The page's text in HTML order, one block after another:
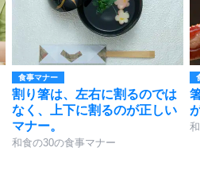
食事マナー
割り箸は、左右に割るのでは
なく、上下に割るのが正しい
マナー。
和食の30の食事マナー